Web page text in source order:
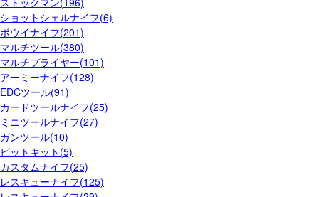
ショットシェルナイフ(6)
ボウイナイフ(201)
マルチツール(380)
マルチプライヤー(101)
アーミーナイフ(128)
EDCツール(91)
カードツールナイフ(25)
ミニツールナイフ(27)
ガンツール(10)
ビットキット(5)
カスタムナイフ(25)
レスキューナイフ(125)